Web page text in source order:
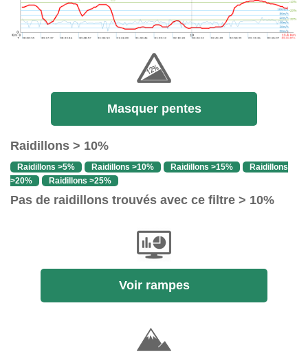
Masquer pentes
Raidillons > 10%
Raidillons >5% Raidillons >10% Raidillons >15%
Raidillons
>20%
Raidillons >25%
Pas de raidillons trouvés avec ce filtre > 10%
Voir rampes